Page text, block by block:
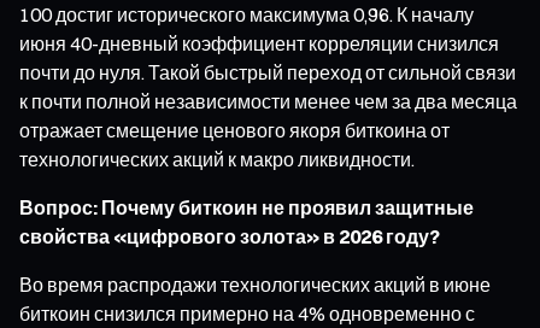
100 достиг исторического максимума 0,96. К началу
июня 40-дневный коэффициент корреляции снизился
почти до нуля. Такой быстрый переход от сильной связи
к почти полной независимости менее чем за два месяца
отражает смещение ценового якоря биткоина от
технологических акций к макро ликвидности.
Вопрос: Почему биткоин не проявил защитные
свойства «цифрового золота» в 2026 году?
Во время распродажи технологических акций в июне
биткоин снизился примерно на 4% одновременно с